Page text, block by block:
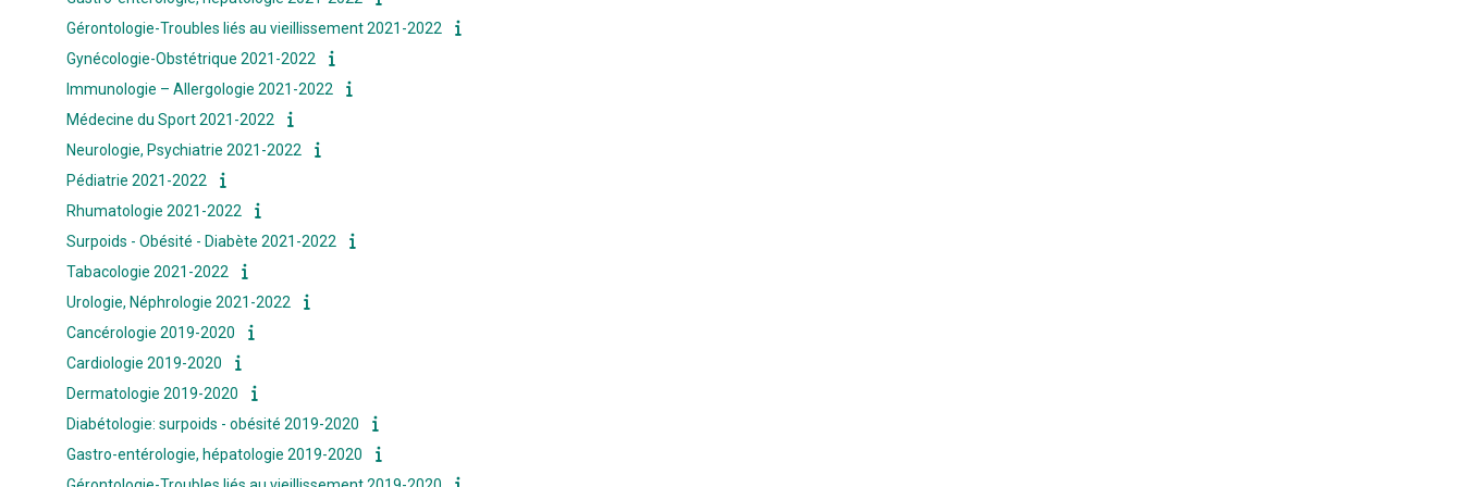
Gérontologie-Troubles liés au vieillissement 2021-2022
Gynécologie-Obstétrique 2021-2022
Immunologie – Allergologie 2021-2022
Médecine du Sport 2021-2022
Neurologie, Psychiatrie 2021-2022
Pédiatrie 2021-2022
Rhumatologie 2021-2022
Surpoids - Obésité - Diabète 2021-2022
Tabacologie 2021-2022
Urologie, Néphrologie 2021-2022
Cancérologie 2019-2020
Cardiologie 2019-2020
Dermatologie 2019-2020
Diabétologie: surpoids - obésité 2019-2020
Gastro-entérologie, hépatologie 2019-2020